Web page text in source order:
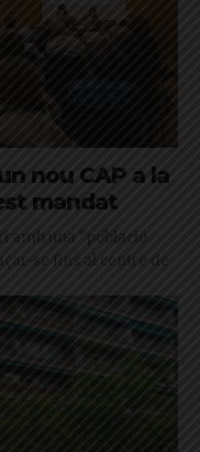
nou CAP a la
mandat
amb una "població
se fins al centre de